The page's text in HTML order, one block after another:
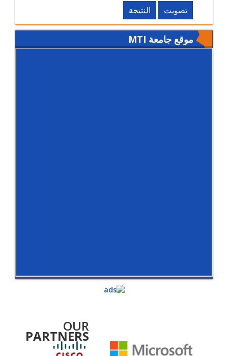
تصويت النتيجة
موقع جامعة MTI
OUR
PARTNERS